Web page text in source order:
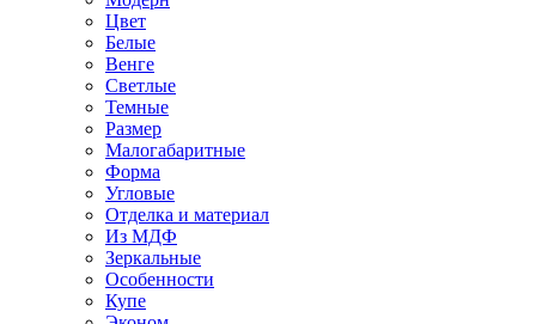
Цвет
Белые
Венге
Светлые
Темные
Размер
Малогабаритные
Форма
Угловые
Отделка и материал
Из МДФ
Зеркальные
Особенности
Купе